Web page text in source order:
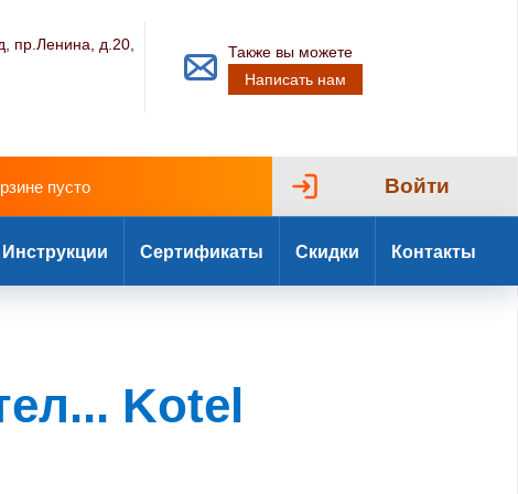
пр.Ленина, д.20,
Также вы можете
Написать нам
пусто Войти
Инструкции Сертификаты Скидки Контакты
Kotel